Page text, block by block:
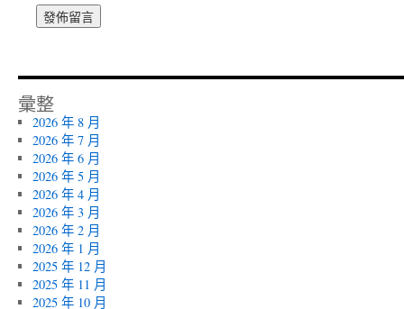
彙整
2026 年 8 月
2026 年 7 月
2026 年 6 月
2026 年 5 月
2026 年 4 月
2026 年 3 月
2026 年 2 月
2026 年 1 月
2025 年 12 月
2025 年 11 月
2025 年 10 月